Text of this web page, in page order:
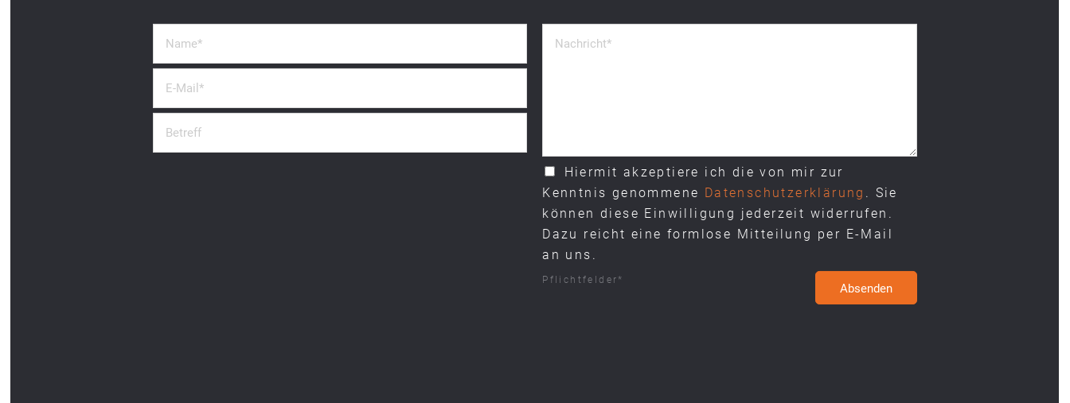
Kenntnis genommene Datenschutzerklärung . Sie
können diese Einwilligung jederzeit widerrufen.
Dazu reicht eine formlose Mitteilung per E-Mail
an uns.
Pflichtfelder*